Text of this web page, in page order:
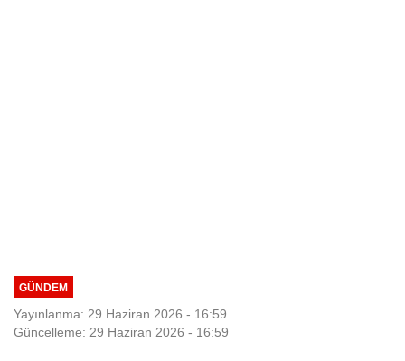
GÜNDEM
Yayınlanma: 29 Haziran 2026 - 16:59
Güncelleme: 29 Haziran 2026 - 16:59